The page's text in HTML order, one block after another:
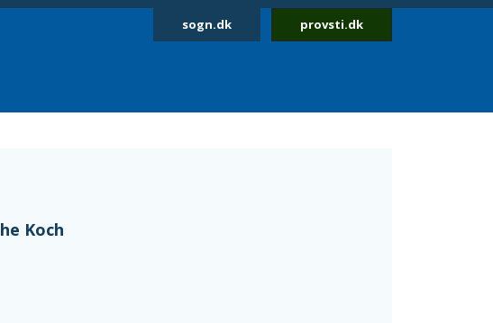
sogn.dk provsti.dk
Koch